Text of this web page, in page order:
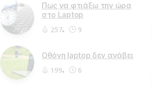
Πως να φτιάξω την ώρα
στο Laptop
257
9
Οθόνη laptop δεν ανάβει
199
6